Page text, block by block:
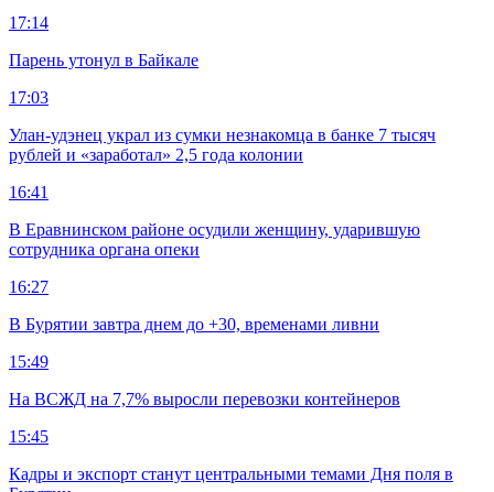
17:14
Парень утонул в Байкале
17:03
Улан-удэнец украл из сумки незнакомца в банке 7 тысяч
рублей и «заработал» 2,5 года колонии
16:41
В Еравнинском районе осудили женщину, ударившую
сотрудника органа опеки
16:27
В Бурятии завтра днем до +30, временами ливни
15:49
На ВСЖД на 7,7% выросли перевозки контейнеров
15:45
Кадры и экспорт станут центральными темами Дня поля в